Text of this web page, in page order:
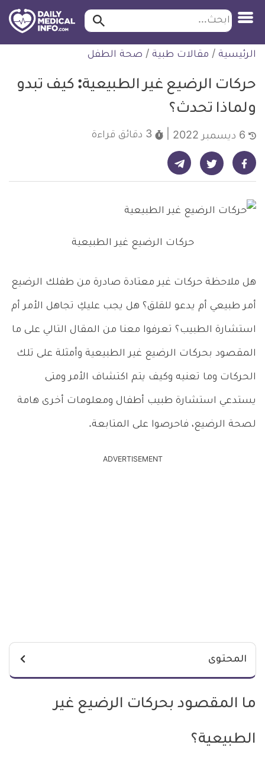
التخطي
للمحتوى
ابحث ابحث…
الرئيسية / مقالات طبية / صحة الطفل
حركات الرضيع غير الطبيعية: كيف تبدو
ولماذا تحدث؟
3 دقائق قراءة
شارك على فيسبوك - ديلي ميديكال انفو شارك على تويتر - ديلي ميديكال انفو شارك على تيليجرام - ديلي ميديكال انفو
حركات الرضيع غير الطبيعية
هل ملاحظة حركات غير معتادة صادرة من طفلك الرضيع
أمر طبيعي أم يدعو للقلق؟ هل يجب عليكِ تجاهل الأمر أم
استشارة الطبيب؟ تعرفوا معنا من المقال التالي على ما
المقصود بحركات الرضيع غير الطبيعية وأمثلة على تلك
الحركات وما تعنيه وكيف يتم اكتشاف الأمر ومتى
يستدعي استشارة طبيب أطفال ومعلومات أخرى هامة
لصحة الرضيع، فاحرصوا على المتابعة.
ADVERTISEMENT
المحتوى
ما المقصود بحركات الرضيع غير
الطبيعية؟